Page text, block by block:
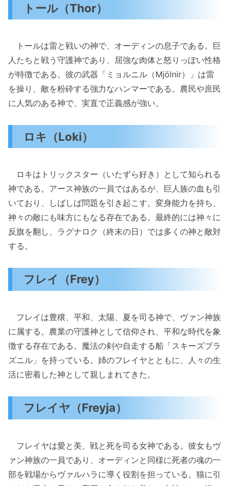
トール（Thor）
トールは雷と戦いの神で、オーディンの息子である。巨
人たちと戦う守護神であり、屈強な肉体と怒りっぽい性格
が特徴である。彼の武器「ミョルニル（Mjölnir）」は雷
を操り、敵を粉砕する強力なハンマーである。農民や庶民
に人気のある神で、実直で正義感が強い。
ロキ（Loki）
ロキはトリックスター（いたずら好き）として知られる
神である。アース神族の一員ではあるが、巨人族の血も引
いており、しばしば問題を引き起こす。変身能力を持ち、
神々の敵にも味方にもなる存在である。最終的には神々に
反旗を翻し、ラグナロク（終末の日）では多くの神と敵対
する。
フレイ（Frey）
フレイは豊穣、平和、太陽、夏を司る神で、ヴァン神族
に属する。農業の守護神として信仰され、平和な時代を象
徴する存在である。魔法の剣や自走する船「スキーズブラ
ズニル」を持っている。姉のフレイヤとともに、人々の生
活に密着した神として親しまれてきた。
フレイヤ（Freyja）
フレイヤは愛と美、戦と死を司る女神である。彼女もヴ
ァン神族の一員であり、オーディンと同様に死者の魂の一
部を戦場からヴァルハラに導く役割を担っている。猫に引